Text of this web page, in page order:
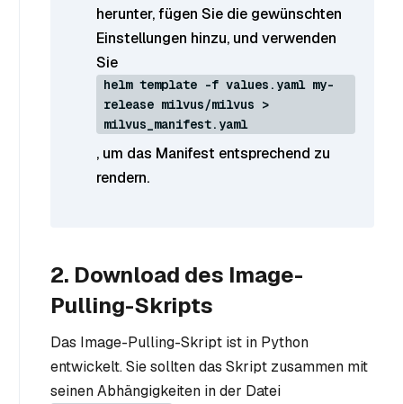
herunter, fügen Sie die gewünschten
Einstellungen hinzu, und verwenden
Sie
helm template -f values.yaml my-
release milvus/milvus >
milvus_manifest.yaml
, um das Manifest entsprechend zu
rendern.
2. Download des Image-
Pulling-Skripts
Das Image-Pulling-Skript ist in Python
entwickelt. Sie sollten das Skript zusammen mit
seinen Abhängigkeiten in der Datei